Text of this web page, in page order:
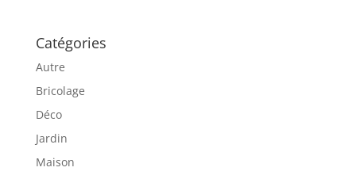
Catégories
Autre
Bricolage
Déco
Jardin
Maison